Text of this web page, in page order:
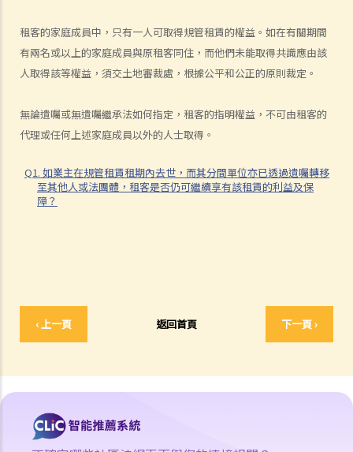
租客的家庭成員中，只有一人可取得規管租賃的權益。如在有關期間
有兩名或以上的家庭成員與原租客同住，而他們未能取得共識應由該
人取得該等權益，須交土地審裁處，根據公平和公正的原則裁定。
無論遺囑或無遺囑繼承法如何指定，租客的指明權益，不可由租客的
代理或任何上述家庭成員以外的人士取得。
Q1. 如業主在規管租賃租期內去世，而其分間單位亦已透過遺囑轉移
至其他人或法團體，租客是否仍可繼續享有該租賃的利益及保
障？
‹ 上一頁 返回首頁 下一頁 ›
判決摘要2：無就租賃物業於租賃期間適合居住或適合租客使用的隱含
保證（陳敏莊 訴 唐幟章）
判決摘要3：干擾安寧享用需要對物業的享用造成一定程度的實質性物
判決摘要4：業主在簽署租約之後同意的事情在法律上很可能沒有約束
力（紀秋月 訴 蔡家榮）
1. 如何計算租約的印花稅？
2. 假若沒有為租約加蓋印花，會有甚麼後果？
租金
a) 概述
1. 租約訂明須在每月1日預繳租金。租期即將在1月15日終止。租客須在
1月1日繳交整個月的租金嗎？如要的話，業主要在之後要向租客退回1